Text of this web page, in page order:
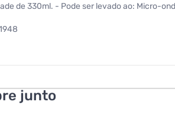
de 330ml. - Pode ser levado ao: Micro-
junto